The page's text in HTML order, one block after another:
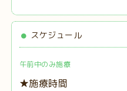
スケジュール
午前中のみ施療
★施療時間